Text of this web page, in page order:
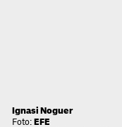
Ignasi Noguer
Foto: EFE